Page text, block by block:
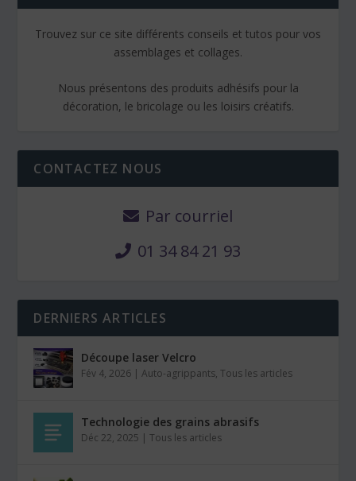
Trouvez sur ce site différents conseils et tutos pour vos
assemblages et collages.
Nous présentons des produits adhésifs pour la
décoration, le bricolage ou les loisirs créatifs.
CONTACTEZ NOUS
Par courriel
01 34 84 21 93
DERNIERS ARTICLES
Découpe laser Velcro
Fév 4, 2026 |Auto-agrippants,Tous les articles
Technologie des grains abrasifs
Déc 22, 2025 |Tous les articles